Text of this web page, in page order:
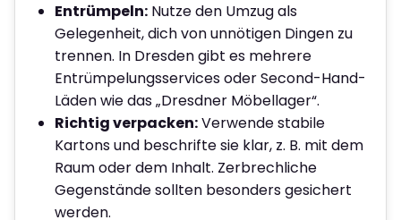
Entrümpeln: Nutze den Umzug als
Gelegenheit, dich von unnötigen Dingen zu
trennen. In Dresden gibt es mehrere
Entrümpelungsservices oder Second-Hand-
Läden wie das „Dresdner Möbellager“.
Richtig verpacken:Verwende stabile
Kartons und beschrifte sie klar, z. B. mit dem
Raum oder dem Inhalt. Zerbrechliche
Gegenstände sollten besonders gesichert
werden.